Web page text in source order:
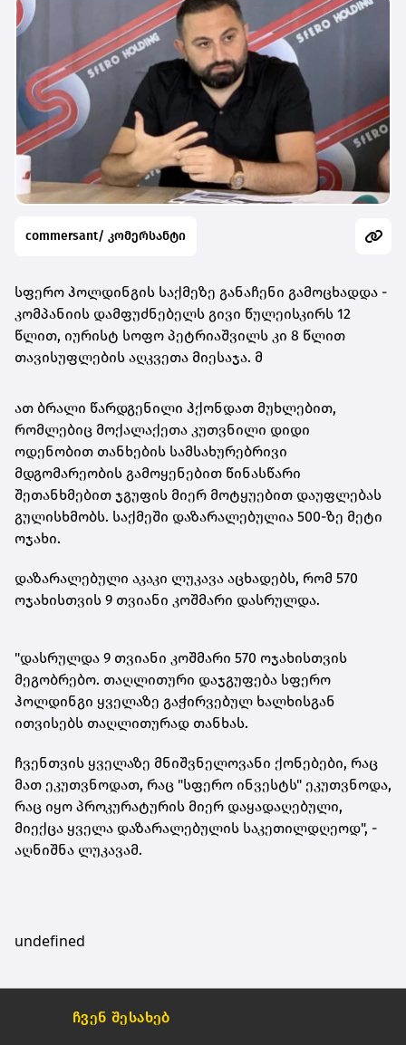
commersant/ კომერსანტი
სფერო ჰოლდინგის საქმეზე განაჩენი გამოცხადდა -
კომპანიის დამფუძნებელს გივი წულეისკირს 12
წლით, იურისტ სოფო პეტრიაშვილს კი 8 წლით
თავისუფლების აღკვეთა მიესაჯა. მ
ათ ბრალი წარდგენილი ჰქონდათ მუხლებით,
რომლებიც მოქალაქეთა კუთვნილი დიდი
ოდენობით თანხების სამსახურებრივი
მდგომარეობის გამოყენებით წინასწარი
შეთანხმებით ჯგუფის მიერ მოტყუებით დაუფლებას
გულისხმობს. საქმეში დაზარალებულია 500-ზე მეტი
ოჯახი.
დაზარალებული აკაკი ლუკავა აცხადებს, რომ 570
ოჯახისთვის 9 თვიანი კოშმარი დასრულდა.
"დასრულდა 9 თვიანი კოშმარი 570 ოჯახისთვის
მეგობრებო. თაღლითური დაჯგუფება სფერო
ჰოლდინგი ყველაზე გაჭირვებულ ხალხისგან
ითვისებს თაღლითურად თანხას.
ჩვენთვის ყველაზე მნიშვნელოვანი ქონებები, რაც
მათ ეკუთვნოდათ, რაც "სფერო ინვესტს" ეკუთვნოდა,
რაც იყო პროკურატურის მიერ დაყადაღებული,
მიექცა ყველა დაზარალებულის საკეთილდღეოდ", -
აღნიშნა ლუკავამ.
undefined
ჩვენ შესახებ